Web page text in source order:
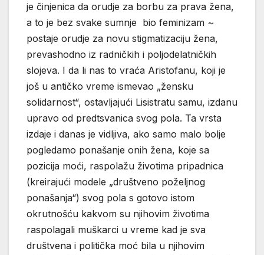
je činjenica da orudje za borbu za prava žena,
a to je bez svake sumnje bio feminizam ~
postaje orudje za novu stigmatizaciju žena,
prevashodno iz radničkih i poljodelatničkih
slojeva. I da li nas to vraća Aristofanu, koji je
još u antičko vreme ismevao „žensku
solidarnost“, ostavljajući Lisistratu samu, izdanu
upravo od predtsvanica svog pola. Ta vrsta
izdaje i danas je vidljiva, ako samo malo bolje
pogledamo ponašanje onih žena, koje sa
pozicija moći, raspolažu životima pripadnica
(kreirajući modele „društveno poželjnog
ponašanja“) svog pola s gotovo istom
okrutnošću kakvom su njihovim životima
raspolagali muškarci u vreme kad je sva
društvena i politička moć bila u njihovim